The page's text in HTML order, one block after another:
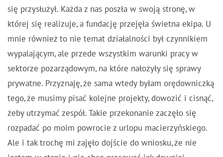
się przysłużył. Każda z nas poszła w swoją stronę, w
której się realizuje, a fundację przejęła świetna ekipa. U
mnie również to nie temat działalności był czynnikiem
wypalającym, ale przede wszystkim warunki pracy w
sektorze pozarządowym, na które nałożyły się sprawy
prywatne. Przyznaję, że sama wtedy byłam orędowniczką
tego, że musimy pisać kolejne projekty, dowozić i cisnąć,
żeby utrzymać zespół. Takie przekonanie zaczęło się
rozpadać po moim powrocie z urlopu macierzyńskiego.
Ale i tak trochę mi zajęło dojście do wniosku, że nie